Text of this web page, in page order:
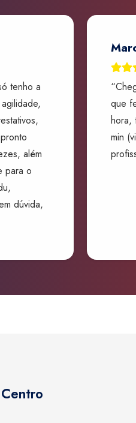
tenho a
além
para o
dúvida,
que
hora,
min